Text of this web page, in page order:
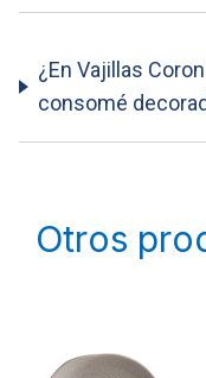
¿En Vajillas
consomé
Otros